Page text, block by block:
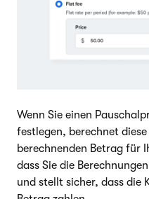
Wenn Sie einen
festlegen, berechnet
berechnenden Betrag für
dass Sie die
und stellt sicher, dass die